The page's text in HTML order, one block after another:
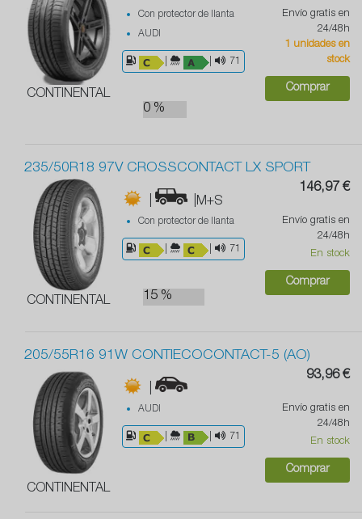
CONTINENTAL
Con protector de llanta
AUDI
71
0 %
Envío gratis en
24/48h
1 unidades en
stock
Comprar
235/50R18 97V CROSSCONTACT LX SPORT
CONTINENTAL
| |M+S
Con protector de llanta
71
15 %
146,97 €
Envío gratis en
24/48h
En stock
Comprar
205/55R16 91W CONTIECOCONTACT-5 (AO)
CONTINENTAL
|
AUDI
71
93,96 €
Envío gratis en
24/48h
En stock
Comprar